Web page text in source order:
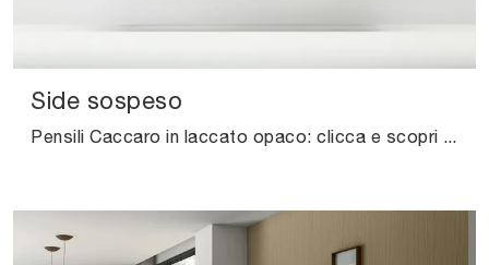
Side sospeso
Pensili Caccaro in laccato opaco: clicca e scopri di più sul modello Side sospeso, ideale per completare spazi moderni.